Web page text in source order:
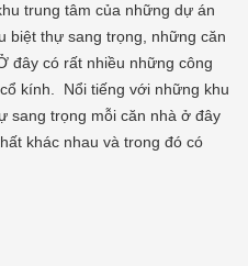
trung tâm của những dự án
biệt thự sang trọng, những căn
đây có rất nhiều những công
kính. Nổi tiếng với những khu
sang trọng mỗi căn nhà ở đây
khác nhau và trong đó có